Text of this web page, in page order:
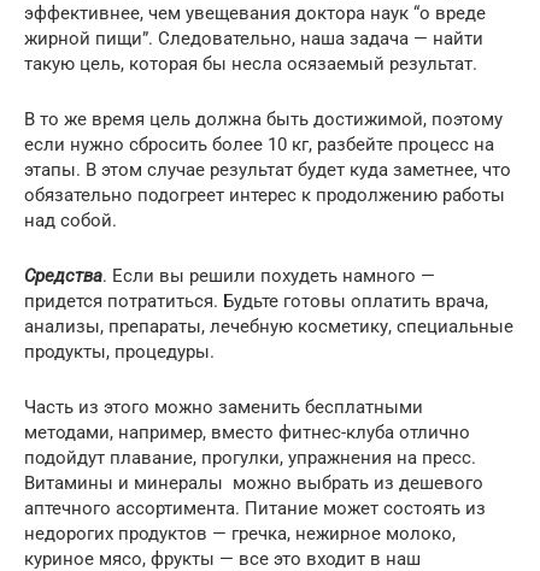
эффективнее, чем увещевания доктора наук “о вреде
жирной пищи”. Следовательно, наша задача — найти
такую цель, которая бы несла осязаемый результат.
В то же время цель должна быть достижимой, поэтому
если нужно сбросить более 10 кг, разбейте процесс на
этапы. В этом случае результат будет куда заметнее, что
обязательно подогреет интерес к продолжению работы
над собой.
Средства. Если вы решили похудеть намного —
придется потратиться. Будьте готовы оплатить врача,
анализы, препараты, лечебную косметику, специальные
продукты, процедуры.
Часть из этого можно заменить бесплатными
методами, например, вместо фитнес-клуба отлично
подойдут плавание, прогулки, упражнения на пресс.
Витамины и минералы можно выбрать из дешевого
аптечного ассортимента. Питание может состоять из
недорогих продуктов — гречка, нежирное молоко,
куриное мясо, фрукты — все это входит в наш